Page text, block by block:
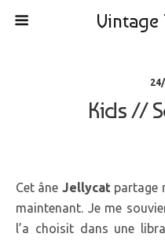
Vintage
Kids //
Cet âne Jellycatpartage
maintenant. Je me
l’a choisit dans une